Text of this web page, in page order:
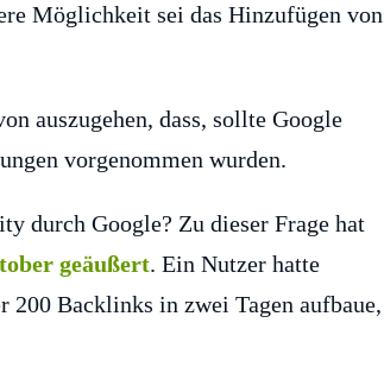
Möglichkeit sei das Hinzufügen von
auszugehen, dass, sollte Google
vorgenommen wurden.
durch Google? Zu dieser Frage hat
geäußert. Ein Nutzer hatte
200 Backlinks in zwei Tagen aufbaue,